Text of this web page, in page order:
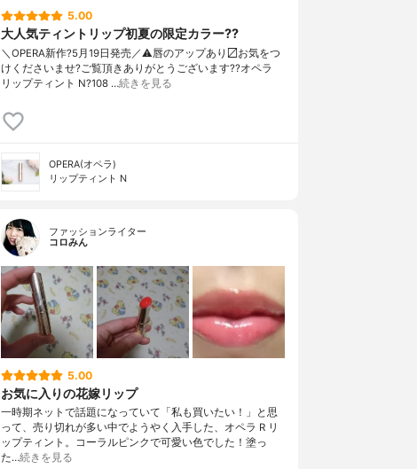
5.00
大人気ティントリップ初夏の限定カラー??
＼OPERA新作?5月19日発売／ ⚠️唇のアップあり〼 お気をつ
けくださいませ? ご覧頂きありがとうございます? ?オペラ
リップティント N ?108 …続きを見る
OPERA(オペラ)
リップティント N
ファッションライター
コロみん
5.00
お気に入りの花嫁リップ
一時期ネットで話題になっていて「私も買いたい！」と思
って、売り切れが多い中でようやく入手した、オペラ R リ
ップティント。コーラルピンクで可愛い色でした！塗っ
た…続きを見る